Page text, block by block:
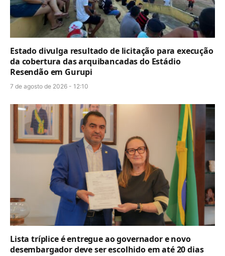
Estado divulga resultado de licitação para execução
da cobertura das arquibancadas do Estádio
Resendão em Gurupi
7 de agosto de 2026 - 12:10
Lista tríplice é entregue ao governador e novo
desembargador deve ser escolhido em até 20 dias